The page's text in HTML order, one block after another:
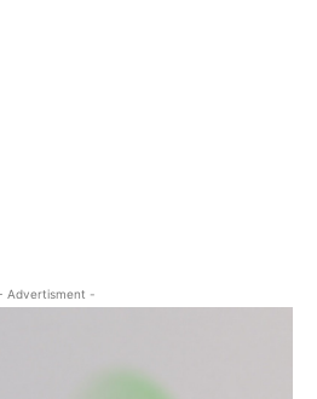
Advertisment -